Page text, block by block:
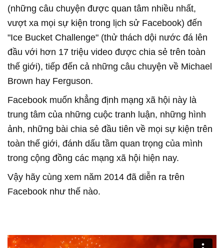
(những câu chuyện được quan tâm nhiều nhất,
vượt xa mọi sự kiện trong lịch sử Facebook) đến
"Ice Bucket Challenge" (thử thách dội nước đá lên
đầu với hơn 17 triệu video được chia sẻ trên toàn
thế giới), tiếp đến cả những câu chuyện về Michael
Brown hay Ferguson.
Facebook muốn khẳng định mạng xã hội này là
trung tâm của những cuộc tranh luận, những hình
ảnh, những bài chia sẻ đầu tiên về mọi sự kiện trên
toàn thế giới, đánh dấu tầm quan trọng của mình
trong cộng đồng các mạng xã hội hiện nay.
Vậy hãy cùng xem năm 2014 đã diễn ra trên
Facebook như thế nào.